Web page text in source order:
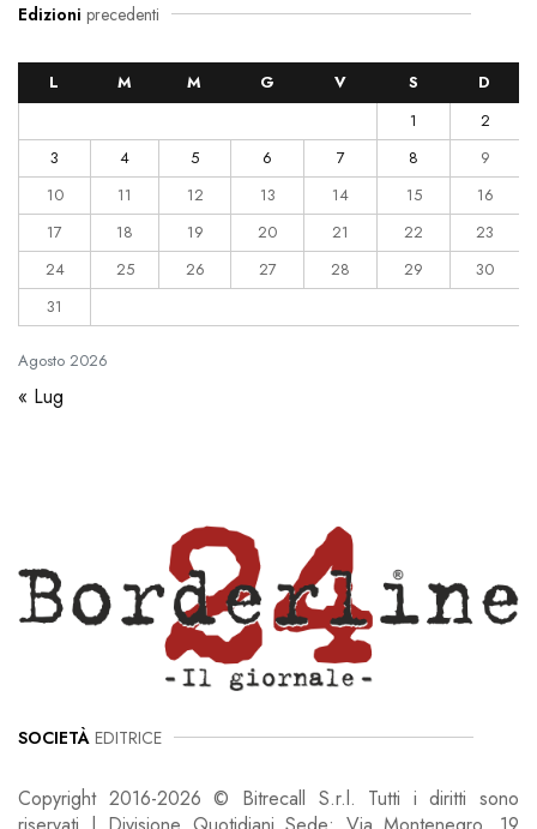
Edizioni precedenti
Agosto 2026
L M M G V S
D
1
2
3
4 5 6 7 8
9
10
11 12 13 14 15
16
17
18 19 20 21 22
23
24
25 26 27 28 29
30
31
« Lug
SOCIETÀ EDITRICE
Copyright 2016-2026 © Bitrecall S.r.l. Tutti i diritti sono